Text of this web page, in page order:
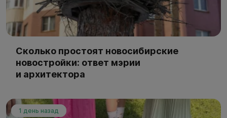
Сколько простоят новосибирские
новостройки: ответ мэрии
и архитектора
1 день назад